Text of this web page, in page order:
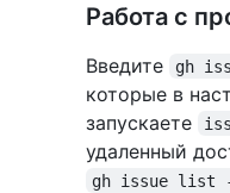
Работа с
Введите gh
которые в
запускаете
удаленный
gh issue list --